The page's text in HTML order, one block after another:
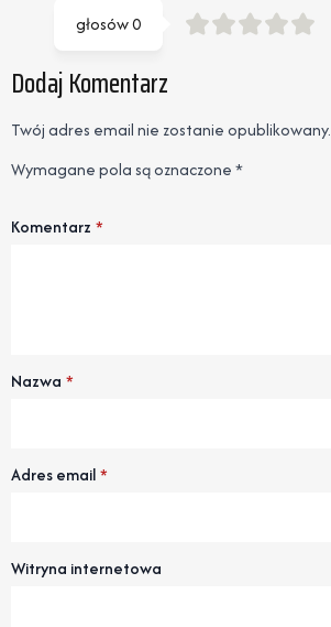
głosów0
Dodaj Komentarz
Twój adres email nie zostanie opublikowany.
Wymagane pola są oznaczone*
Komentarz *
Nazwa *
Adres email*
Witryna internetowa